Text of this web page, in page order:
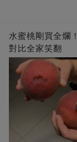
水蜜桃剛買全爛
對比全家笑翻